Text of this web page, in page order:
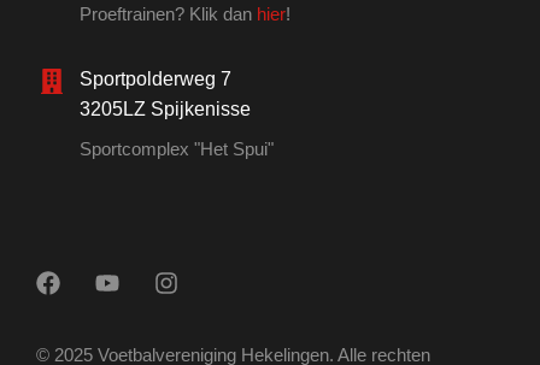
Proeftrainen? Klik dan hier!
Sportpolderweg 7
3205LZ Spijkenisse
Sportcomplex "Het Spui"
© 2025 Voetbalvereniging Hekelingen. Alle rechten